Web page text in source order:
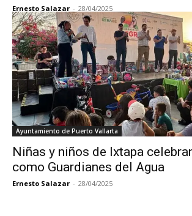
Ernesto Salazar - 28/04/2025
Ayuntamiento de Puerto Vallarta
Niñas y niños de Ixtapa
como Guardianes del Agua
Ernesto Salazar - 28/04/2025